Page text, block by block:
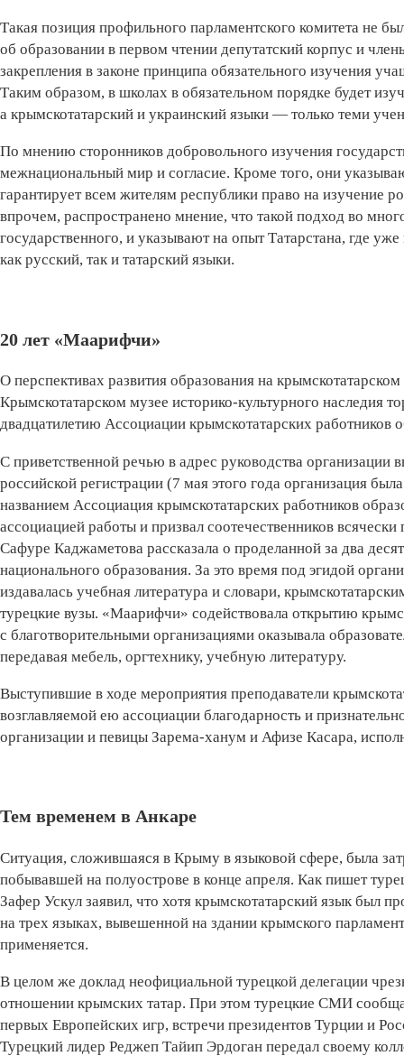
Такая позиция профильного парламентского комитета не
об образовании в первом чтении депутатский корпус и
закрепления в законе принципа обязательного изучения
Таким образом, в школах в обязательном порядке будет
а крымскотатарский и украинский языки — только теми
По мнению сторонников добровольного изучения
межнациональный мир и согласие. Кроме того, они
гарантирует всем жителям республики право на изучение
впрочем, распространено мнение, что такой подход во
государственного, и указывают на опыт Татарстана, где
как русский, так и татарский языки.
20 лет «Маарифчи»
О перспективах развития образования на
Крымскотатарском музее историко-культурного наследия
двадцатилетию Ассоциации крымскотатарских работников
С приветственной речью в адрес руководства
российской регистрации (7 мая этого года организация
названием Ассоциация крымскотатарских работников
ассоциацией работы и призвал соотечественников
Сафуре Каджаметова рассказала о проделанной за два
национального образования. За это время под эгидой
издавалась учебная литература и словари,
турецкие вузы. «Маарифчи» содействовала открытию
с благотворительными организациями оказывала
передавая мебель, оргтехнику, учебную литературу.
Выступившие в ходе мероприятия преподаватели
возглавляемой ею ассоциации благодарность и
организации и певицы Зарема-ханум и Афизе Касара,
Тем временем в Анкаре
Ситуация, сложившаяся в Крыму в языковой сфере, была
побывавшей на полуострове в конце апреля. Как пишет
Зафер Ускул заявил, что хотя крымскотатарский язык был
на трех языках, вывешенной на здании крымского
применяется.
В целом же доклад неофициальной турецкой делегации
отношении крымских татар. При этом турецкие СМИ
первых Европейских игр, встречи президентов Турции и
Турецкий лидер Реджеп Тайип Эрдоган передал своему